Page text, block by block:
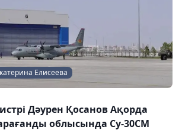
Елисеева
Дәурен Қосанов Ақорда
облысында Су-30СМ